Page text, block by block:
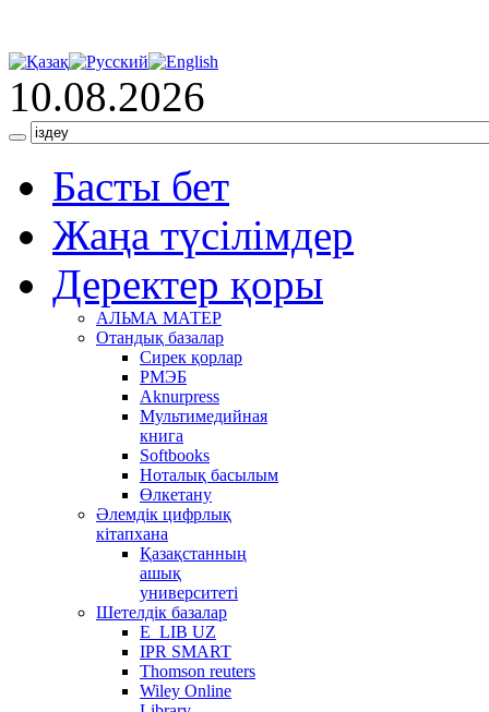
10.08.2026
Басты бет
Жаңа түсілімдер
Деректер қоры
АЛЬМА МАТЕР
Отандық базалар
Сирек қорлар
РМЭБ
Аknurpress
Мультимедийная
книга
Softbooks
Ноталық басылым
Өлкетану
Әлемдік цифрлық
кітапхана
Қазақстанның
ашық
университеті
Шетелдік базалар
E_LIB UZ
IPR SMART
Thomson reuters
Wiley Online